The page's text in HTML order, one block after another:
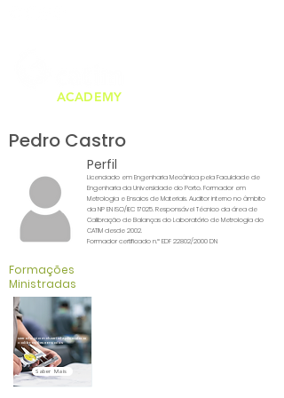
ACADEMY
Pedro Castro
Perfil
Licenciado em Engenharia Mecânica pela Faculdade de
Engenharia da Universidade do Porto. Formador em
Metrologia e Ensaios de Materiais. Auditor interno no âmbito
da NP EN ISO/IEC 17025. Responsável Técnico da área de
Calibração de Balanças do Laboratório de Metrologia do
CATIM desde 2002.
Formador certificado n.º EDF 22802/2000 DN
Formações
Ministradas
Metrologia Industrial Aplicada a
Calibrações e Ensaios
Saber Mais